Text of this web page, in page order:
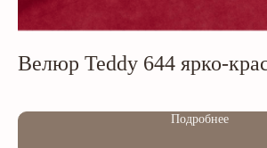
Велюр Teddy 644 ярко-
Подробнее